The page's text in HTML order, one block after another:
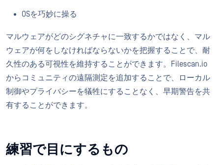
OSを巧妙に操る
マルウェアがどのシグネチャに一致するかではなく、マル
ウェアが何をしなければならないかを把握することで、耐
久性のある可視性を維持することができます。Filescan.io
からコミュニティの遠隔測定を追加することで、ローカル
制御やプライバシーを犠牲にすることなく、早期警告を共
有することができます。
練習で目にするもの